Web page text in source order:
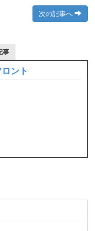
次の記事へ
事
ント